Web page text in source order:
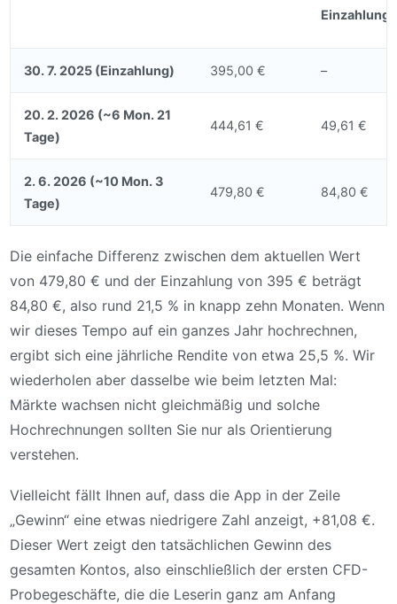
Einzahlung
30. 7. 2025 (Einzahlung) 395,00 € –
20. 2. 2026 (~6 Mon. 21
Tage)
444,61 € 49,61 €
2. 6. 2026 (~10 Mon. 3
Tage)
479,80 € 84,80 €
Die einfache Differenz zwischen dem aktuellen Wert
von 479,80 € und der Einzahlung von 395 € beträgt
84,80 €, also rund 21,5 % in knapp zehn Monaten. Wenn
wir dieses Tempo auf ein ganzes Jahr hochrechnen,
ergibt sich eine jährliche Rendite von etwa 25,5 %. Wir
wiederholen aber dasselbe wie beim letzten Mal:
Märkte wachsen nicht gleichmäßig und solche
Hochrechnungen sollten Sie nur als Orientierung
verstehen.
Vielleicht fällt Ihnen auf, dass die App in der Zeile
„Gewinn“ eine etwas niedrigere Zahl anzeigt, +81,08 €.
Dieser Wert zeigt den tatsächlichen Gewinn des
gesamten Kontos, also einschließlich der ersten CFD-
Probegeschäfte, die die Leserin ganz am Anfang